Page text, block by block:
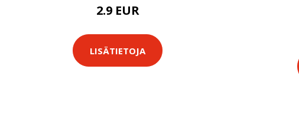
2.9 EUR
LISÄTIETOJA